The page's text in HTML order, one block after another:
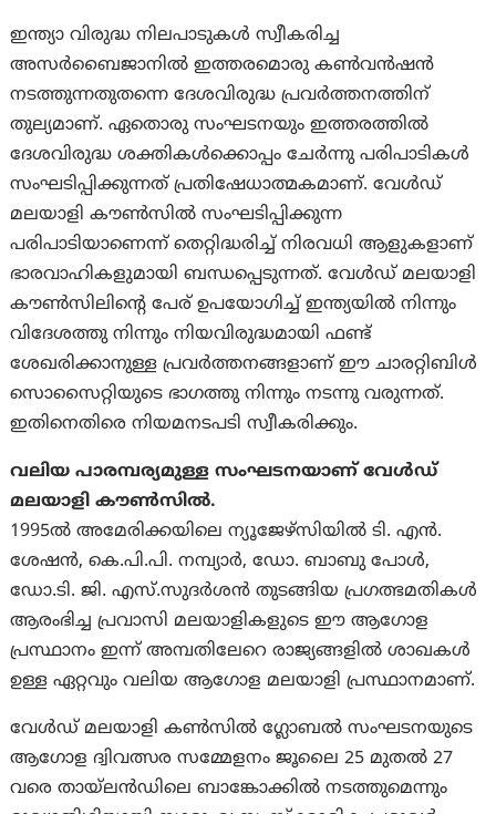
ഇന്ത്യാ വിരുദ്ധ നിലപാടുകള്‍ സ്വീകരിച്ച
അസർബൈജാനിൽ ഇത്തരമൊരു കണ്‍വന്‍ഷന്‍
നടത്തുന്നതുതന്നെ ദേശവിരുദ്ധ പ്രവര്‍ത്തനത്തിന്
തുല്യമാണ്. ഏതൊരു സംഘടനയും ഇത്തരത്തില്‍
ദേശവിരുദ്ധ ശക്തികള്‍ക്കൊപ്പം ചേര്‍ന്നു പരിപാടികള്‍
സംഘടിപ്പിക്കുന്നത് പ്രതിഷേധാത്മകമാണ്. വേള്‍ഡ്
മലയാളി കൗണ്‍സില്‍ സംഘടിപ്പിക്കുന്ന
പരിപാടിയാണെന്ന് തെറ്റിദ്ധരിച്ച് നിരവധി ആളുകളാണ്
ഭാരവാഹികളുമായി ബന്ധപ്പെടുന്നത്. വേള്‍ഡ് മലയാളി
കൗണ്‍സിലിന്റെ പേര് ഉപയോഗിച്ച് ഇന്ത്യയില്‍ നിന്നും
വിദേശത്തു നിന്നും നിയവിരുദ്ധമായി ഫണ്ട്
ശേഖരിക്കാനുള്ള പ്രവര്‍ത്തനങ്ങളാണ് ഈ ചാരറ്റിബിള്‍
സൊസൈറ്റിയുടെ ഭാഗത്തു നിന്നും നടന്നു വരുന്നത്.
ഇതിനെതിരെ നിയമനടപടി സ്വീകരിക്കും.
വലിയ പാരമ്പര്യമുള്ള സംഘടനയാണ് വേൾഡ്
മലയാളി കൗൺസിൽ.
1995ൽ അമേരിക്കയിലെ ന്യൂജേഴ്സിയിൽ ടി. എൻ.
ശേഷൻ, കെ.പി.പി. നമ്പ്യാർ, ഡോ. ബാബു പോൾ,
ഡോ.ടി. ജി. എസ്.സുദർശൻ തുടങ്ങിയ പ്രഗത്ഭമതികൾ
ആരംഭിച്ച പ്രവാസി മലയാളികളുടെ ഈ ആഗോള
പ്രസ്ഥാനം ഇന്ന് അമ്പതിലേറെ രാജ്യങ്ങളിൽ ശാഖകൾ
ഉള്ള ഏറ്റവും വലിയ ആഗോള മലയാളി പ്രസ്ഥാനമാണ്.
വേള്‍ഡ് മലയാളി കണ്‍സില്‍ ഗ്ലോബല്‍ സംഘടനയുടെ
ആഗോള ദ്വിവത്സര സമ്മേളനം ജൂലൈ 25 മുതല്‍ 27
വരെ തായ്ലന്‍ഡിലെ ബാങ്കോക്കില്‍ നടത്തുമെന്നും